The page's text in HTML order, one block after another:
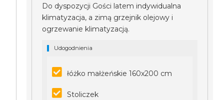
Do dyspozycji Gości latem indywidualna
klimatyzacja, a zimą grzejnik olejowy i
ogrzewanie klimatyzacją.
Udogodnienia
łóżko małżeńskie 160x200 cm
Stoliczek